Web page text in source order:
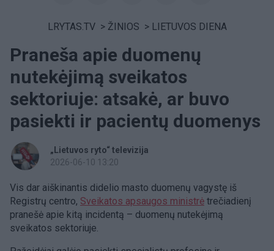
LRYTAS.TV > ŽINIOS > LIETUVOS DIENA
Praneša apie duomenų
nutekėjimą sveikatos
sektoriuje: atsakė, ar buvo
pasiekti ir pacientų duomenys
„Lietuvos ryto“ televizija
2026-06-10 13:20
Vis dar aiškinantis didelio masto duomenų vagystę iš
Registrų centro, Sveikatos apsaugos ministrė trečiadienį
pranešė apie kitą incidentą – duomenų nutekėjimą
sveikatos sektoriuje.